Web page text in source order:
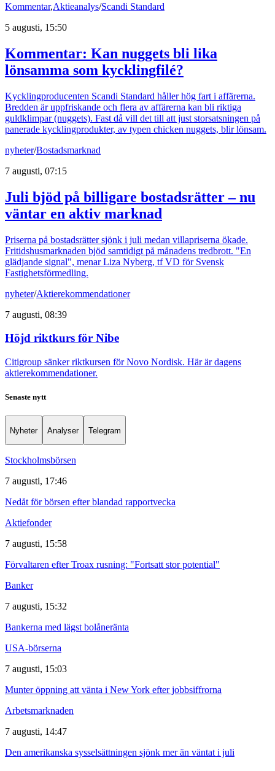
Kommentar,Aktieanalys/Scandi Standard
5 augusti, 15:50
Kommentar: Kan nuggets bli lika
lönsamma som kycklingfilé?
Kycklingproducenten Scandi Standard håller hög fart i affärerna.
Bredden är uppfriskande och flera av affärerna kan bli riktiga
guldklimpar (nuggets). Fast då vill det till att just storsatsningen på
panerade kycklingprodukter, av typen chicken nuggets, blir lönsam.
nyheter/Bostadsmarknad
7 augusti, 07:15
Juli bjöd på billigare bostadsrätter – nu
väntar en aktiv marknad
Priserna på bostadsrätter sjönk i juli medan villapriserna ökade.
Fritidshusmarknaden bjöd samtidigt på månadens tredbrott. "En
glädjande signal", menar Liza Nyberg, tf VD för Svensk
Fastighetsförmedling.
nyheter/Aktierekommendationer
7 augusti, 08:39
Höjd riktkurs för Nibe
Citigroup sänker riktkursen för Novo Nordisk. Här är dagens
aktierekommendationer.
Senaste nytt
Nyheter Analyser Telegram
Stockholmsbörsen
7 augusti, 17:46
Nedåt för börsen efter blandad rapportvecka
Aktiefonder
7 augusti, 15:58
Förvaltaren efter Troax rusning: "Fortsatt stor potential"
Banker
7 augusti, 15:32
Bankerna med lägst bolåneränta
USA-börserna
7 augusti, 15:03
Munter öppning att vänta i New York efter jobbsiffrorna
Arbetsmarknaden
7 augusti, 14:47
Den amerikanska sysselsättningen sjönk mer än väntat i juli